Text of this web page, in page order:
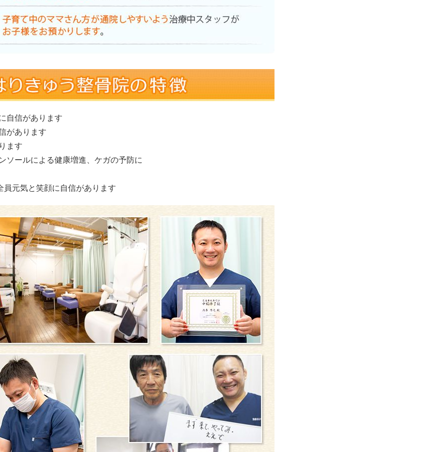
自信があります
があります
ます
ソールによる健康増進、ケガの予防に
元気と笑顔に自信があります